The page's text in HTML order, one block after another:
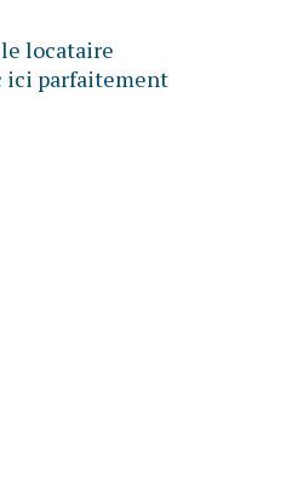
locataire
ici parfaitement